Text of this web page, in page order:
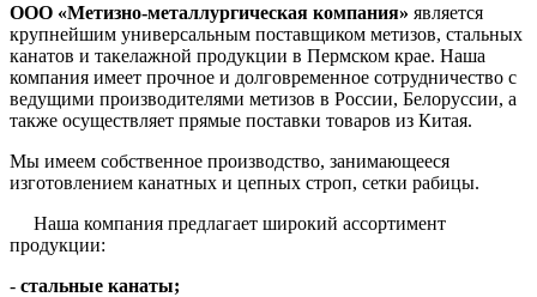
ООО «Метизно-металлургическая компания» является
крупнейшим универсальным поставщиком метизов, стальных
канатов и такелажной продукции в Пермском крае. Наша
компания имеет прочное и долговременное сотрудничество с
ведущими производителями метизов в России, Белоруссии, а
также осуществляет прямые поставки товаров из Китая.
Мы имеем собственное производство, занимающееся
изготовлением канатных и цепных строп, сетки рабицы.
Наша компания предлагает широкий ассортимент
продукции:
- стальные канаты;